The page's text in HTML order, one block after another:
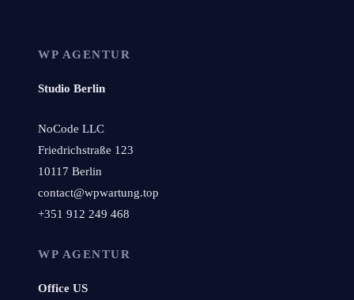
WP AGENTUR
Studio Berlin
NoCode LLC
Friedrichstraße 123
10117 Berlin
contact@wpwartung.top
+351 912 249 468
WP AGENTUR
Office US